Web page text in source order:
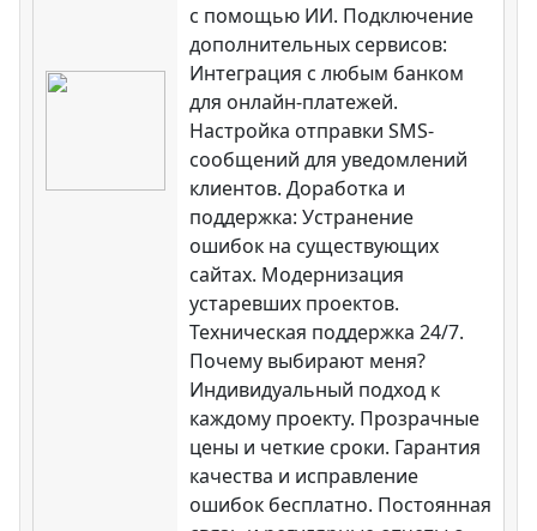
с помощью ИИ. Подключение
дополнительных сервисов:
Интеграция с любым банком
для онлайн-платежей.
Настройка отправки SMS-
сообщений для уведомлений
клиентов. Доработка и
поддержка: Устранение
ошибок на существующих
сайтах. Модернизация
устаревших проектов.
Техническая поддержка 24/7.
Почему выбирают меня?
Индивидуальный подход к
каждому проекту. Прозрачные
цены и четкие сроки. Гарантия
качества и исправление
ошибок бесплатно. Постоянная